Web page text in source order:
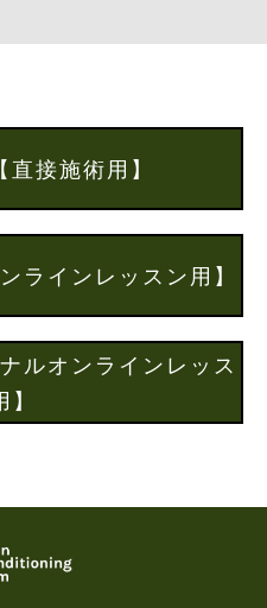
接施術用】
ラインレッスン用】
ルオンラインレッス
】